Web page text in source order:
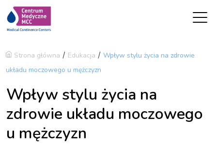
O NAS
O Centrum Medycznym
MCC
Media o nas
Nasi Partnerzy
Galeria
Zespołu
Kontakt
Strona główna / Edukacja / Wpływ stylu życia na zdrowie
układu moczowego u mężczyzn
Wpływ stylu życia na
zdrowie układu moczowego
u mężczyzn